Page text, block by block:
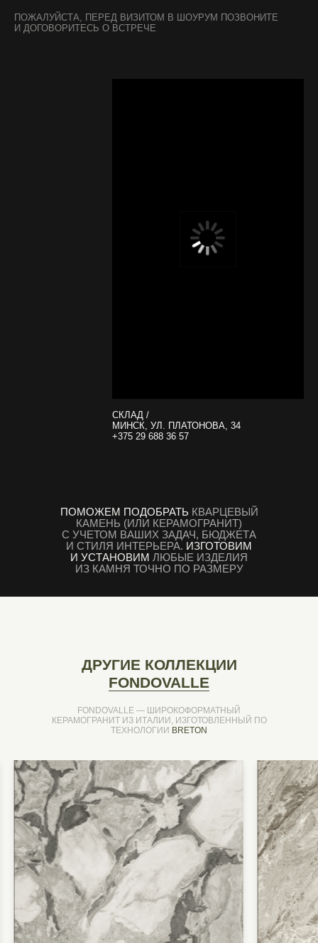
ПОЖАЛУЙСТА, ПЕРЕД ВИЗИТОМ В ШОУРУМ ПОЗВОНИТЕ
И ДОГОВОРИТЕСЬ О ВСТРЕЧЕ
СКЛАД /
МИНСК, УЛ. ПЛАТОНОВА, 34
+375 29 688 36 57
ПОМОЖЕМ ПОДОБРАТЬ КВАРЦЕВЫЙ
КАМЕНЬ (ИЛИ КЕРАМОГРАНИТ)
С УЧЕТОМ ВАШИХ ЗАДАЧ, БЮДЖЕТА
И СТИЛЯ ИНТЕРЬЕРА. ИЗГОТОВИМ
И УСТАНОВИМ ЛЮБЫЕ ИЗДЕЛИЯ
ИЗ КАМНЯ ТОЧНО ПО РАЗМЕРУ
ДРУГИЕ КОЛЛЕКЦИИ
FONDOVALLE
FONDOVALLE — ШИРОКОФОРМАТНЫЙ
КЕРАМОГРАНИТ ИЗ ИТАЛИИ, ИЗГОТОВЛЕННЫЙ ПО
ТЕХНОЛОГИИ BRETON